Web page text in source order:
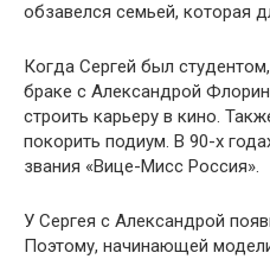
обзавелся семьей, которая
Когда Сергей был
браке с Александрой
строить карьеру в кино.
покорить подиум. В 90-х
звания «Вице-Мисс Россия».
У Сергея с Александрой
Поэтому, начинающей